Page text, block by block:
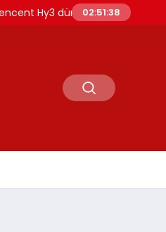
dünya genelinde kullanıma
02:51:40